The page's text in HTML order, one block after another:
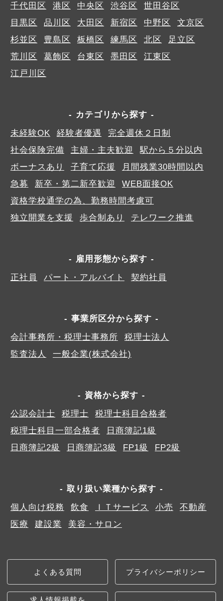
千代田区 港区 中央区 渋谷区
世田谷区
目黒区
品川区 大田区 新宿区 中野区
文京区
杉並区
豊島区 板橋区 練馬区 北区
足立区
荒川区
葛飾区 台東区 墨田区
江東区
江戸川区
カテゴリから探す
未経験OK
経験者優遇
完全週休２日制
社会保険完備
主婦・主夫歓迎
駅から５分以内
ボーナスあり
子育て応援
月間残業30時間以内
急募
新卒・第二新卒歓迎
WEB面接OK
資格学校通学の為、勤務時間考慮可
独立開業を支援
歩合制あり テレワーク推進
雇用形態から探す
正社員
パート・アルバイト 契約社員
事業所区分から探す
会計事務所・税理士事務所
税理士法人
監査法人
一般企業(株式会社)
資格から探す
公認会計士
税理士
税理士科目合格者
税理士科目一部合格者
日商簿記1級
日商簿記2級
日商簿記3級 FP1級 FP2級
取り扱い業種から探す
個人向け税務
飲食 ＩＴサービス 小売
不動産
医療
建設業 美容・サロン
よくある質問 プライバシーポリシー